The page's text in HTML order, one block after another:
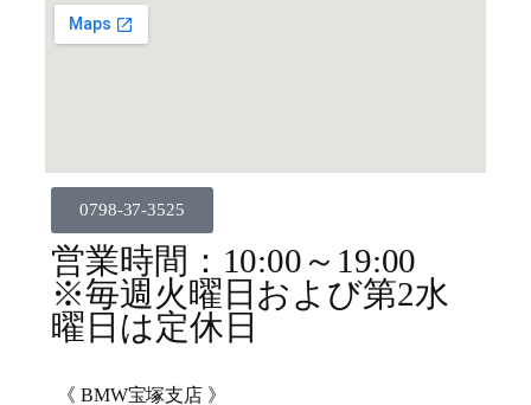
0798-37-3525
営業時間：10:00～19:00
※毎週火曜日および第2水
曜日は定休日
《 BMW宝塚支店 》